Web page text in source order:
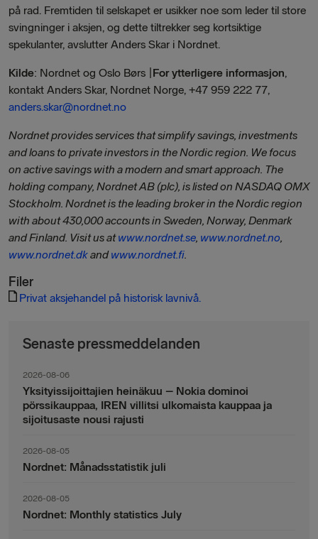
på rad. Fremtiden til selskapet er usikker noe som leder til store
svingninger i aksjen, og dette tiltrekker seg kortsiktige
spekulanter, avslutter Anders Skar i Nordnet.
Kilde: Nordnet og Oslo Børs | For ytterligere informasjon,
kontakt Anders Skar, Nordnet Norge, +47 959 222 77,
anders.skar@nordnet.no
Nordnet provides services that simplify savings, investments
and loans to private investors in the Nordic region. We focus
on active savings with a modern and smart approach. The
holding company, Nordnet AB (plc), is listed on NASDAQ OMX
Stockholm. Nordnet is the leading broker in the Nordic region
with about 430,000 accounts in Sweden, Norway, Denmark
and Finland. Visit us atwww.nordnet.se, www.nordnet.no,
www.nordnet.dkandwww.nordnet.fi.
Filer
Privat aksjehandel på historisk lavnivå.
Senaste pressmeddelanden
2026-08-06
Yksityissijoittajien heinäkuu – Nokia dominoi
pörssikauppaa, IREN villitsi ulkomaista kauppaa ja
sijoitusaste nousi rajusti
2026-08-05
Nordnet: Månadsstatistik juli
2026-08-05
Nordnet: Monthly statistics July